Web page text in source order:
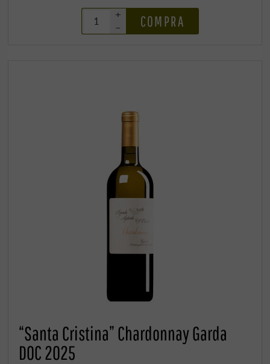
+
–
COMPRA
“Santa Cristina” Chardonnay Garda
DOC 2025